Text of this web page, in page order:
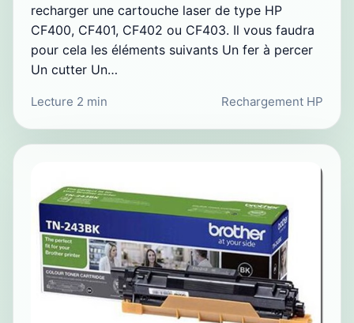
recharger une cartouche laser de type HP
CF400, CF401, CF402 ou CF403. Il vous faudra
pour cela les éléments suivants Un fer à percer
Un cutter Un…
Lecture 2 min Rechargement HP